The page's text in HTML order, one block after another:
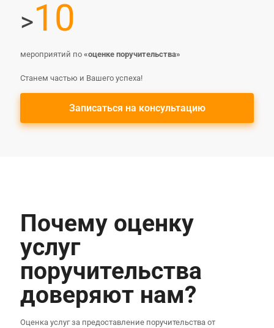
>10
мероприятий по «оценке поручительства»
Станем частью и Вашего успеха!
Записаться на консультацию
Почему оценку
услуг
поручительства
доверяют нам?
Оценка услуг за предоставление поручительства от